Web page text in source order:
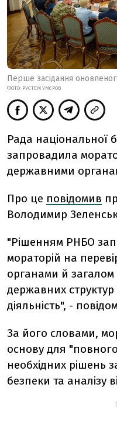
Перше засідання
ФОТО: РУСТЕМ УМЄРОВ
Рада національної
запровадила
державними
Про це повідомив
Володимир
"Рішенням РНБО
мораторій на
органами й
державних
діяльність", -
За його словами,
основу для
необхідних рішень
безпеки та аналізу